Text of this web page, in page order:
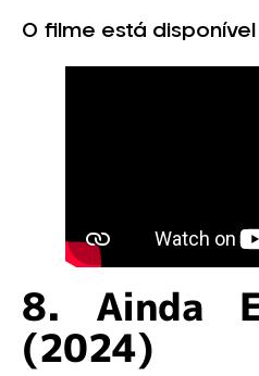
O filme está disponível
8. Ainda
(2024)